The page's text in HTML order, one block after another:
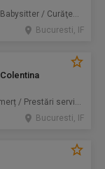
Asistență socială / Au pair / Babysitter / Curăţenie / Prestări servicii
Bucuresti, IF
Part time | Alimentație / Comerț / Prestări servicii
Bucuresti, IF